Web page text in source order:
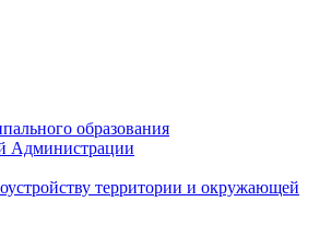
образования
Администрации
территории и окружающей